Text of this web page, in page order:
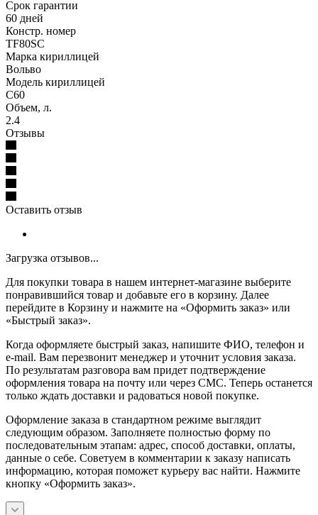
Срок гарантии
60 дней
Констр. номер
TF80SC
Марка кириллицей
Вольво
Модель кириллицей
С60
Объем, л.
2.4
Отзывы
Оставить отзыв
Загрузка отзывов...
Для покупки товара в нашем интернет-магазине выберите
понравившийся товар и добавьте его в корзину. Далее
перейдите в Корзину и нажмите на «Оформить заказ» или
«Быстрый заказ».
Когда оформляете быстрый заказ, напишите ФИО, телефон и
e-mail. Вам перезвонит менеджер и уточнит условия заказа.
По результатам разговора вам придет подтверждение
оформления товара на почту или через СМС. Теперь останется
только ждать доставки и радоваться новой покупке.
Оформление заказа в стандартном режиме выглядит
следующим образом. Заполняете полностью форму по
последовательным этапам: адрес, способ доставки, оплаты,
данные о себе. Советуем в комментарии к заказу написать
информацию, которая поможет курьеру вас найти. Нажмите
кнопку «Оформить заказ».